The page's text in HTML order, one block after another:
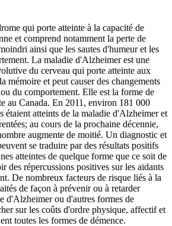
qui porte atteinte à la capacité de
et comprend notamment la perte de
ainsi que les sautes d'humeur et les
La maladie d'Alzheimer est une
du cerveau qui porte atteinte aux
mémoire et peut causer des changements
du comportement. Elle est la forme de
au Canada. En 2011, environ 181 000
étaient atteints de la maladie d'Alzheimer et
au cours de la prochaine décennie,
augmente de moitié. Un diagnostic et
se traduire par des résultats positifs
atteintes de quelque forme que ce soit de
des répercussions positives sur les aidants
De nombreux facteurs de risque liés à la
de façon à prévenir ou à retarder
d'Alzheimer ou d'autres formes de
sur les coûts d'ordre physique, affectif et
toutes les formes de démence.